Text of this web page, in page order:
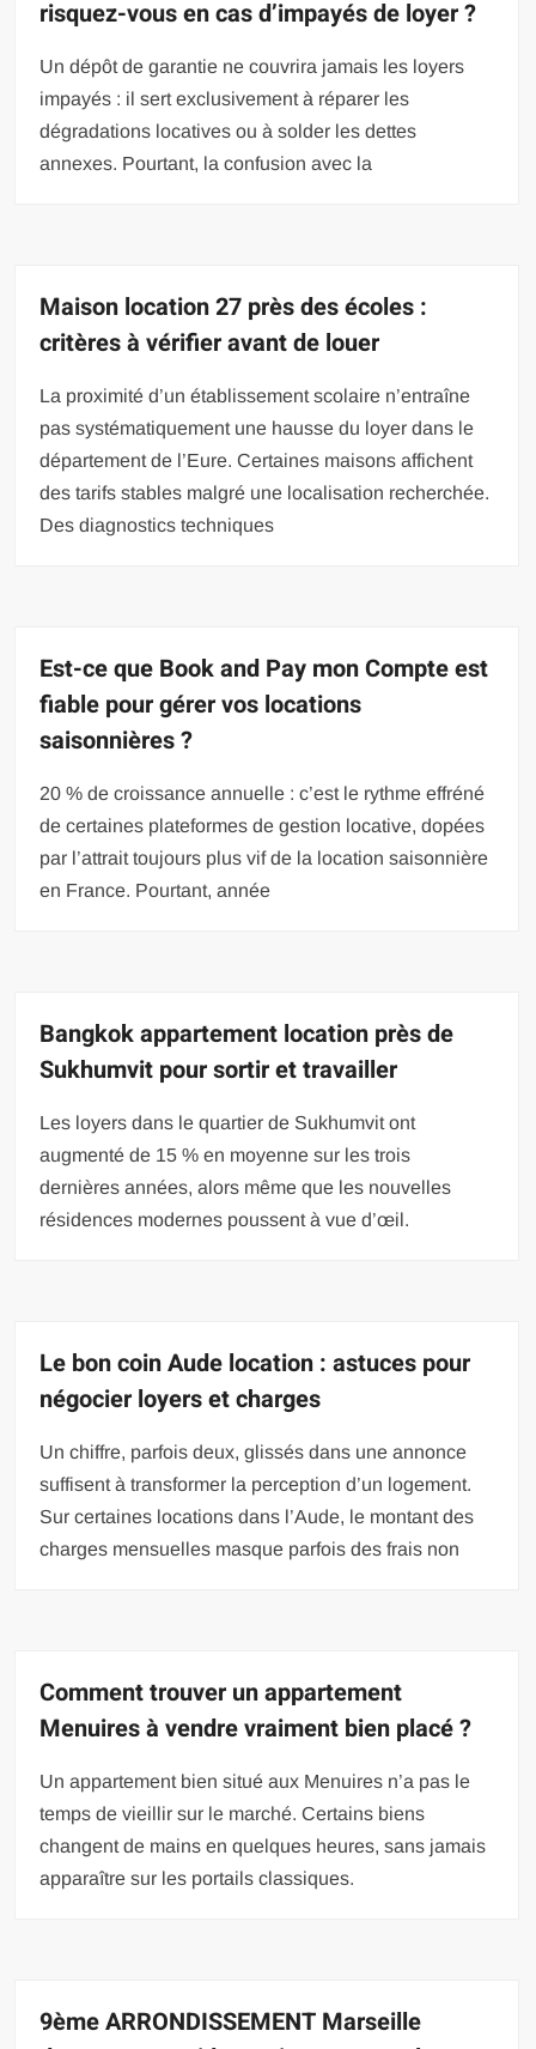
risquez-vous en cas d’impayés de loyer ?
Un dépôt de garantie ne couvrira jamais les loyers
impayés : il sert exclusivement à réparer les
dégradations locatives ou à solder les dettes
annexes. Pourtant, la confusion avec la
Maison location 27 près des écoles :
critères à vérifier avant de louer
La proximité d’un établissement scolaire n’entraîne
pas systématiquement une hausse du loyer dans le
département de l’Eure. Certaines maisons affichent
des tarifs stables malgré une localisation recherchée.
Des diagnostics techniques
Est-ce que Book and Pay mon Compte est
fiable pour gérer vos locations
saisonnières ?
20 % de croissance annuelle : c’est le rythme effréné
de certaines plateformes de gestion locative, dopées
par l’attrait toujours plus vif de la location saisonnière
en France. Pourtant, année
Bangkok appartement location près de
Sukhumvit pour sortir et travailler
Les loyers dans le quartier de Sukhumvit ont
augmenté de 15 % en moyenne sur les trois
dernières années, alors même que les nouvelles
résidences modernes poussent à vue d’œil.
Le bon coin Aude location : astuces pour
négocier loyers et charges
Un chiffre, parfois deux, glissés dans une annonce
suffisent à transformer la perception d’un logement.
Sur certaines locations dans l’Aude, le montant des
charges mensuelles masque parfois des frais non
Comment trouver un appartement
Menuires à vendre vraiment bien placé ?
Un appartement bien situé aux Menuires n’a pas le
temps de vieillir sur le marché. Certains biens
changent de mains en quelques heures, sans jamais
apparaître sur les portails classiques.
9ème ARRONDISSEMENT Marseille